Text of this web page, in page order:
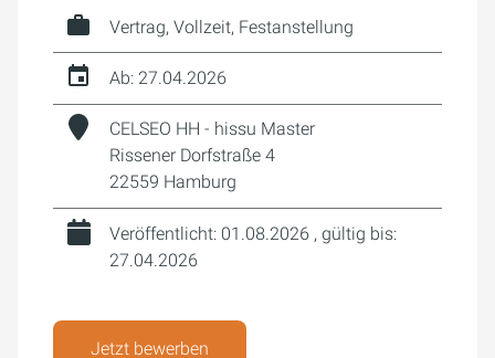
Vertrag, Vollzeit, Festanstellung
Ab: 27.04.2026
CELSEO HH - hissu Master
Rissener Dorfstraße 4
22559 Hamburg
Veröffentlicht: 01.08.2026 , gültig bis:
27.04.2026
Jetzt bewerben